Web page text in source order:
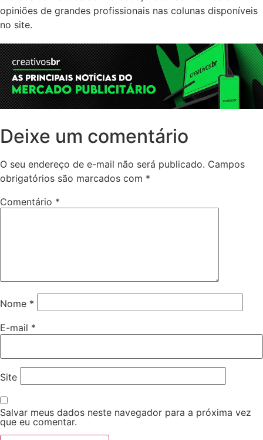
opiniões de grandes profissionais nas colunas disponíveis
no site.
Deixe um comentário
O seu endereço de e-mail não será publicado. Campos
obrigatórios são marcados com *
Comentário *
Nome *
E-mail *
Site
Salvar meus dados neste navegador para a próxima vez
que eu comentar.